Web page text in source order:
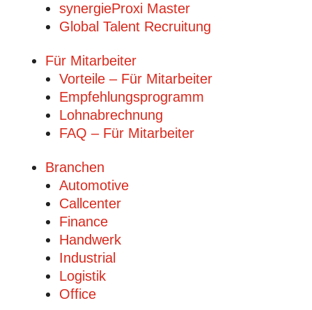
synergieProxi Master
Global Talent Recruitung
Für Mitarbeiter
Vorteile – Für Mitarbeiter
Empfehlungsprogramm
Lohnabrechnung
FAQ – Für Mitarbeiter
Branchen
Automotive
Callcenter
Finance
Handwerk
Industrial
Logistik
Office